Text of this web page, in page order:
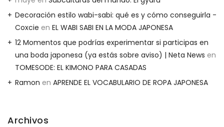
Decoración estilo wabi-sabi: qué es y cómo conseguirla -
Coxcie en EL WABI SABI EN LA MODA JAPONESA
12 Momentos que podrías experimentar si participas en
una boda japonesa (ya estás sobre aviso) | Neta News en
TOMESODE: EL KIMONO PARA CASADAS
Ramon en APRENDE EL VOCABULARIO DE ROPA JAPONESA
Archivos